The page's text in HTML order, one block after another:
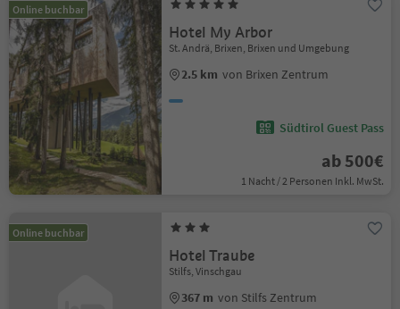
Online buchbar
Hotel My Arbor
St. Andrä, Brixen, Brixen und Umgebung
2.5 km von Brixen Zentrum
Südtirol Guest Pass
ab 500€
1 Nacht / 2 Personen Inkl. MwSt.
Online buchbar
Hotel Traube
Stilfs, Vinschgau
367 m von Stilfs Zentrum